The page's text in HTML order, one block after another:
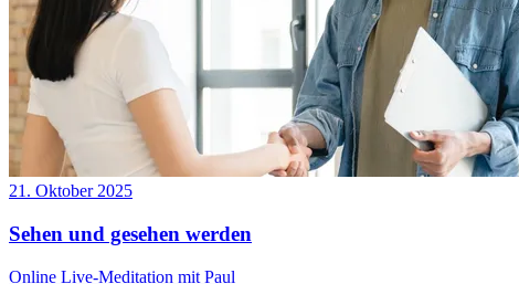
21. Oktober 2025
Sehen und gesehen werden
Online Live-Meditation mit Paul